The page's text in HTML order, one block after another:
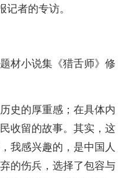
者的专访。
材小说集《猎舌师》修
史的厚重感；在具体内
收留的故事。其实，这
我感兴趣的，是中国人
的伤兵，选择了包容与